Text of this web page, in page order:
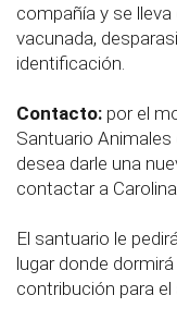
compañía y se
vacunada,
identificación.
Contacto: por el
Santuario Animales
desea darle una
contactar a
El santuario le
lugar donde
contribución para el